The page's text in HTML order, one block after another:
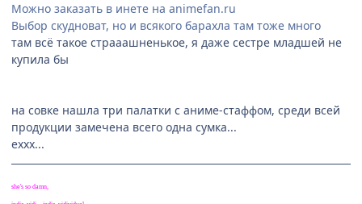
Можно заказать в инете на animefan.ru
Выбор скудноват, но и всякого барахла там тоже много
там всё такое страаашненькое, я даже сестре младшей не
купила бы
на совке нашла три палатки с аниме-стаффом, среди всей
продукции замечена всего одна сумка...
еххх...
she's so damn,